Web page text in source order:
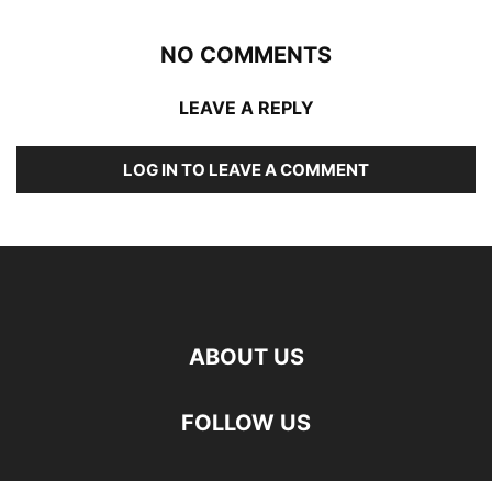
NO COMMENTS
LEAVE A REPLY
LOG IN TO LEAVE A COMMENT
ABOUT US
FOLLOW US